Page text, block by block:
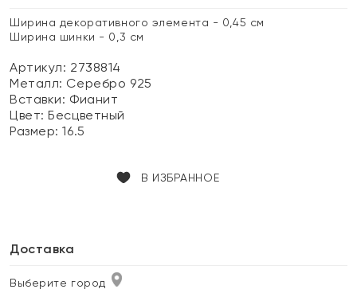
Ширина декоративного элемента - 0,45 см
Ширина шинки - 0,3 см
Артикул: 2738814
Металл: Серебро 925
Вставки: Фианит
Цвет:Бесцветный
Размер:16.5
В ИЗБРАННОЕ
Доставка
Выберите город